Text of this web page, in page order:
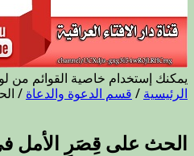
يمكنك إستخدام خاصية القوائم من
الرئيسية / قسم الدعوة والدعاة /
الحث على قِصَرِ الأمل